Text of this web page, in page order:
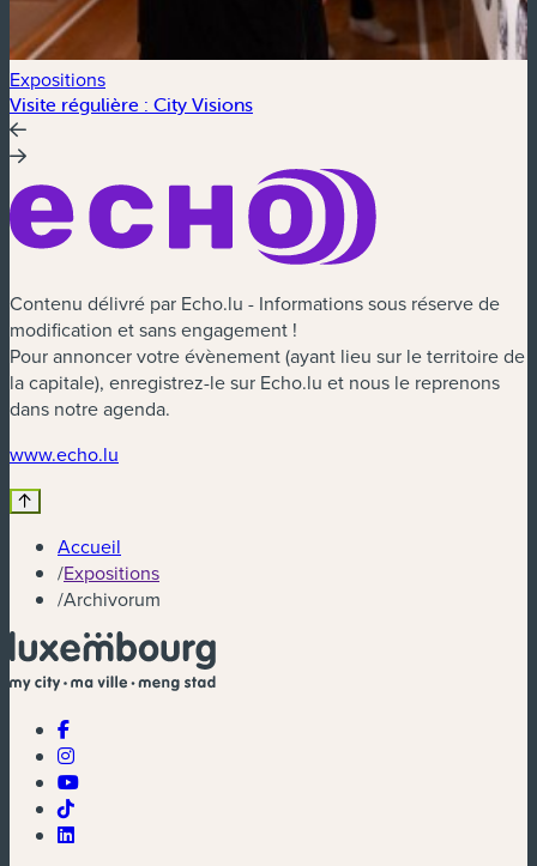
Expositions
Visite régulière : City Visions
Contenu délivré par Echo.lu - Informations sous réserve de
modification et sans engagement !
Pour annoncer votre évènement (ayant lieu sur le territoire de
la capitale), enregistrez-le sur Echo.lu et nous le reprenons
dans notre agenda.
www.echo.lu
Accueil
/Expositions
/Archivorum